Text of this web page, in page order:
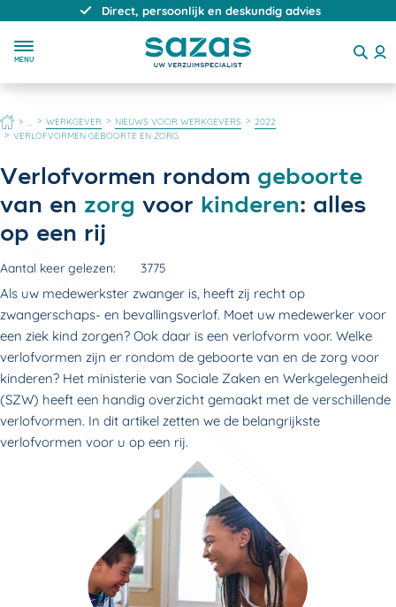
Direct, persoonlijk en deskundig advies
MENU
HOME WERKGEVER NIEUWS VOOR WERKGEVERS
2022
VERLOFVORMEN GEBOORTE EN ZORG
Verlofvormen rondom geboorte
van en zorg voor kinderen: alles
op een rij
Aantal keer gelezen: 3775
Als uw medewerkster zwanger is, heeft zij recht op
zwangerschaps- en bevallingsverlof. Moet uw medewerker voor
een ziek kind zorgen? Ook daar is een verlofvorm voor. Welke
verlofvormen zijn er rondom de geboorte van en de zorg voor
kinderen? Het ministerie van Sociale Zaken en Werkgelegenheid
(SZW) heeft een handig overzicht gemaakt met de verschillende
verlofvormen. In dit artikel zetten we de belangrijkste
verlofvormen voor u op een rij.